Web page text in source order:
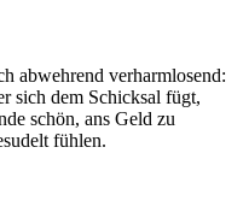
abwehrend verharmlosend:
sich dem Schicksal fügt,
schön, ans Geld zu
fühlen.